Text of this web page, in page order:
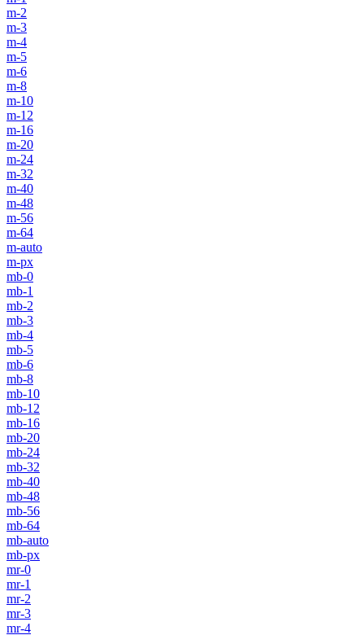
m-2
m-3
m-4
m-5
m-6
m-8
m-10
m-12
m-16
m-20
m-24
m-32
m-40
m-48
m-56
m-64
m-auto
m-px
mb-0
mb-1
mb-2
mb-3
mb-4
mb-5
mb-6
mb-8
mb-10
mb-12
mb-16
mb-20
mb-24
mb-32
mb-40
mb-48
mb-56
mb-64
mb-auto
mb-px
mr-0
mr-1
mr-2
mr-3
mr-4